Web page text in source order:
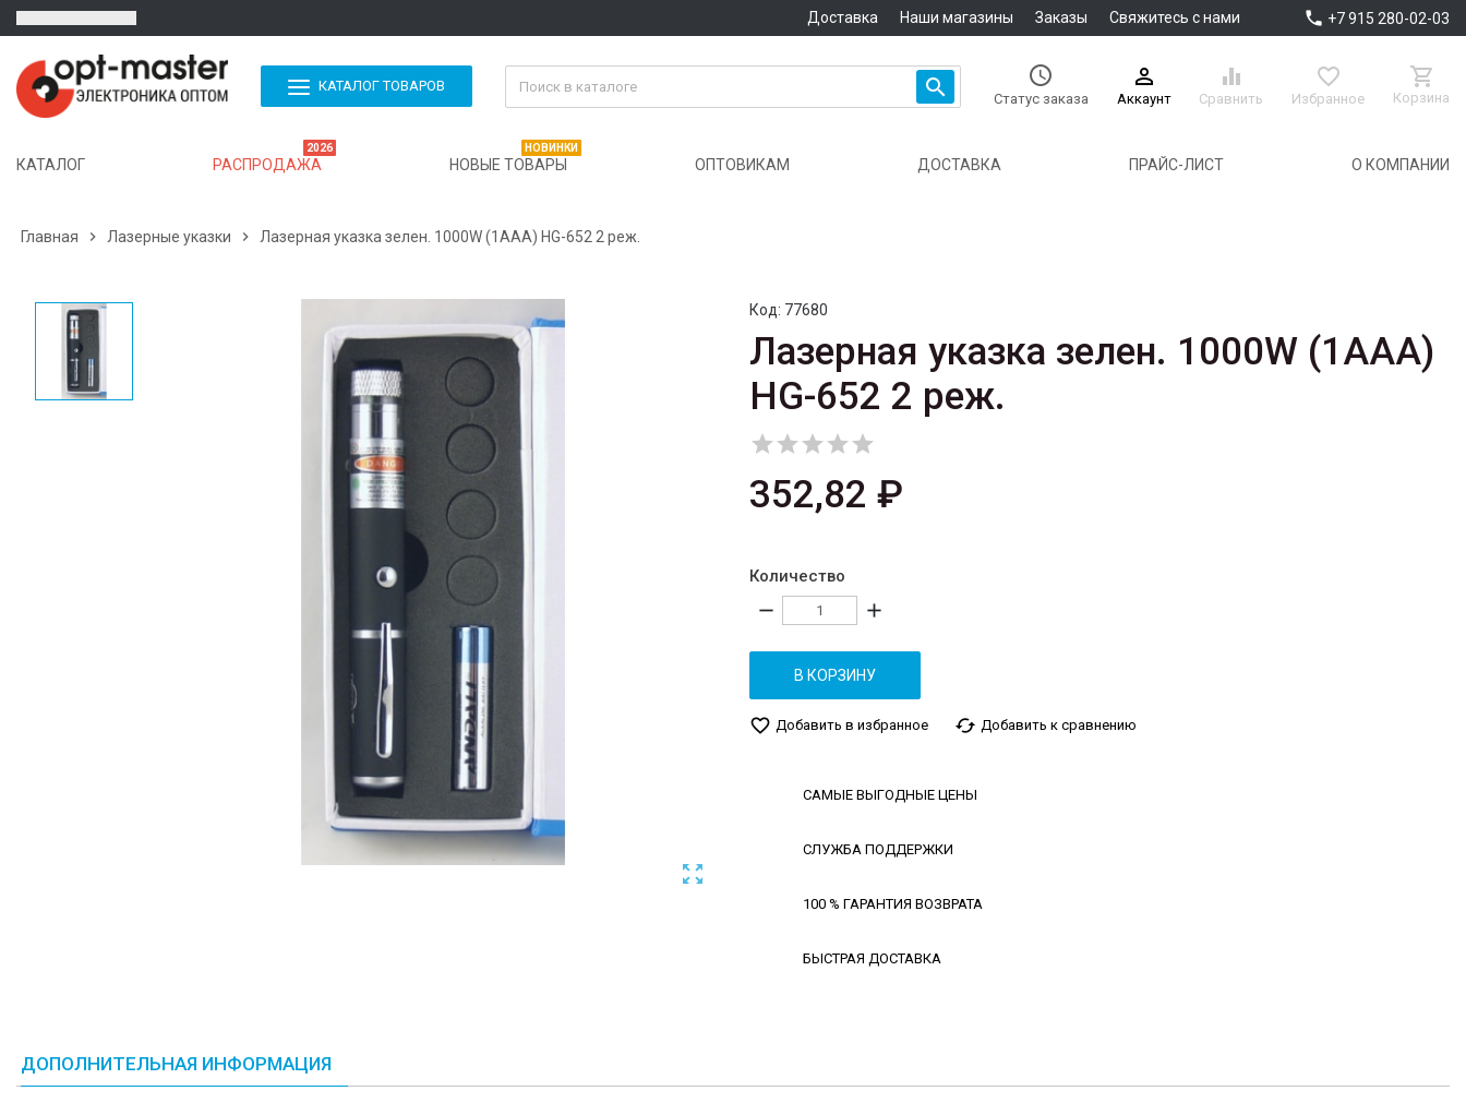
Доставка Наши магазины Заказы Свяжитесь с нами  +7 915 280-02-03
КАТАЛОГ ТОВАРОВ  
Статус заказа

Аккаунт

Сравнить

Избранное

Корзина
КАТАЛОГ РАСПРОДАЖА
2026
НОВЫЕ ТОВАРЫ
НОВИНКИ
ОПТОВИКАМ ДОСТАВКА ПРАЙС-ЛИСТ О КОМПАНИИ
Главная  Лазерные указки  Лазерная указка зелен. 1000W (1AAA) HG-652 2 реж.

Код: 77680
Лазерная указка зелен. 1000W (1AAA)
HG-652 2 реж.

352,82 ₽
Количество
remove add
В КОРЗИНУ
favorite_border Добавить в избранное cached Добавить к сравнению
САМЫЕ ВЫГОДНЫЕ ЦЕНЫ
СЛУЖБА ПОДДЕРЖКИ
100 % ГАРАНТИЯ ВОЗВРАТА
БЫСТРАЯ ДОСТАВКА
ДОПОЛНИТЕЛЬНАЯ ИНФОРМАЦИЯ